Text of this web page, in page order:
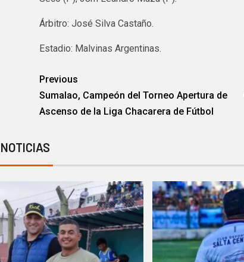
Árbitro: José Silva Castaño.
Estadio: Malvinas Argentinas.
Previous
Sumalao, Campeón del Torneo Apertura de
Ascenso de la Liga Chacarera de Fútbol